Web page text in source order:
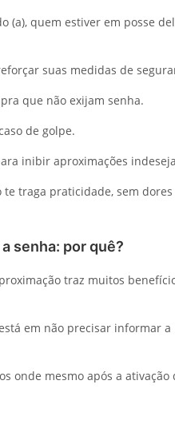
(a), quem estiver em posse
suas medidas de
que não exijam senha.
de golpe.
inibir aproximações
te traga praticidade, sem dores
senha: por quê?
traz muitos
em não precisar informar a
onde mesmo após a ativação